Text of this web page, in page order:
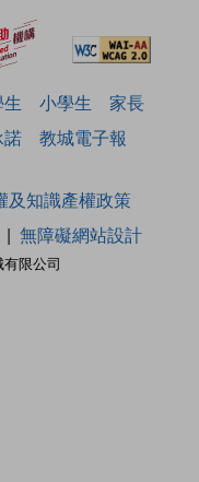
小學生
家長
諾 教城電子報
限公司
及知識產權政策
無障礙網站設計